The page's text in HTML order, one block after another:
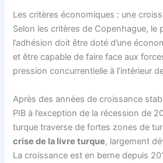
Les critères économiques : une
Selon les critères de Copenhague, le
l’adhésion doit être doté d’une
et être capable de faire face aux
pression concurrentielle à l’intérieur
Après des années de croissance
PIB à l’exception de la récession de
turque traverse de fortes zones de
crise de la livre turque, largement
La croissance est en berne depuis